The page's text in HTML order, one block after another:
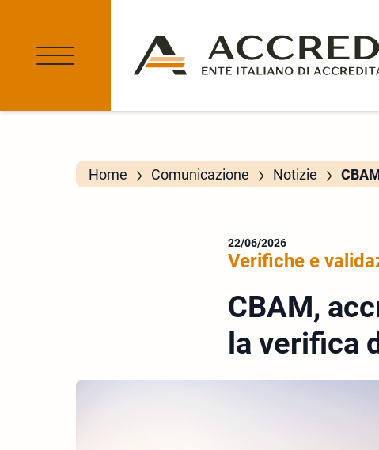
Home Comunicazione Notizie
22/06/2026
Verifiche e
CBAM,
la verifica